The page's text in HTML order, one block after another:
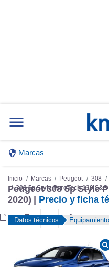
Marcas
Inicio Marcas Peugeot 308
308 5p Style PureTech 130 S&S
Peugeot 308 5p Style
2020) | Precio y ficha
Datos técnicos Equipamiento